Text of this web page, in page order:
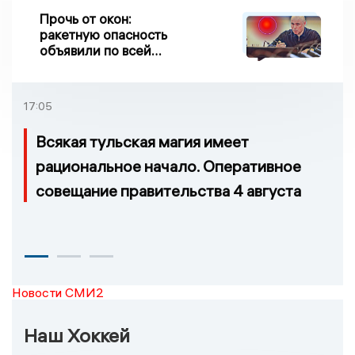
Прочь от окон:
ракетную опасность
объявили по всей
17:05
Всякая тульская магия имеет
рациональное начало. Оперативное
совещание правительства 4 августа
Новости СМИ2
Наш Хоккей